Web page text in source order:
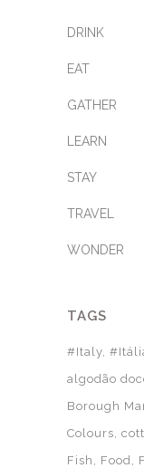
DRINK
EAT
GATHER
LEARN
STAY
TRAVEL
WONDER
TAGS
#Italy
algodão
Borough
Colours
Fish
Food